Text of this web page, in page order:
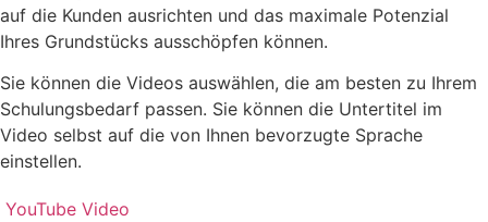
auf die Kunden ausrichten und das maximale Potenzial
Ihres Grundstücks ausschöpfen können.
Sie können die Videos auswählen, die am besten zu Ihrem
Schulungsbedarf passen. Sie können die Untertitel im
Video selbst auf die von Ihnen bevorzugte Sprache
einstellen.
YouTube Video